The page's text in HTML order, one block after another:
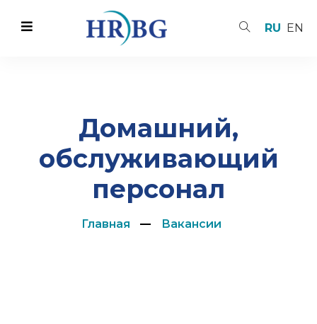
RU EN
Домашний,
обслуживающий
персонал
Главная Вакансии